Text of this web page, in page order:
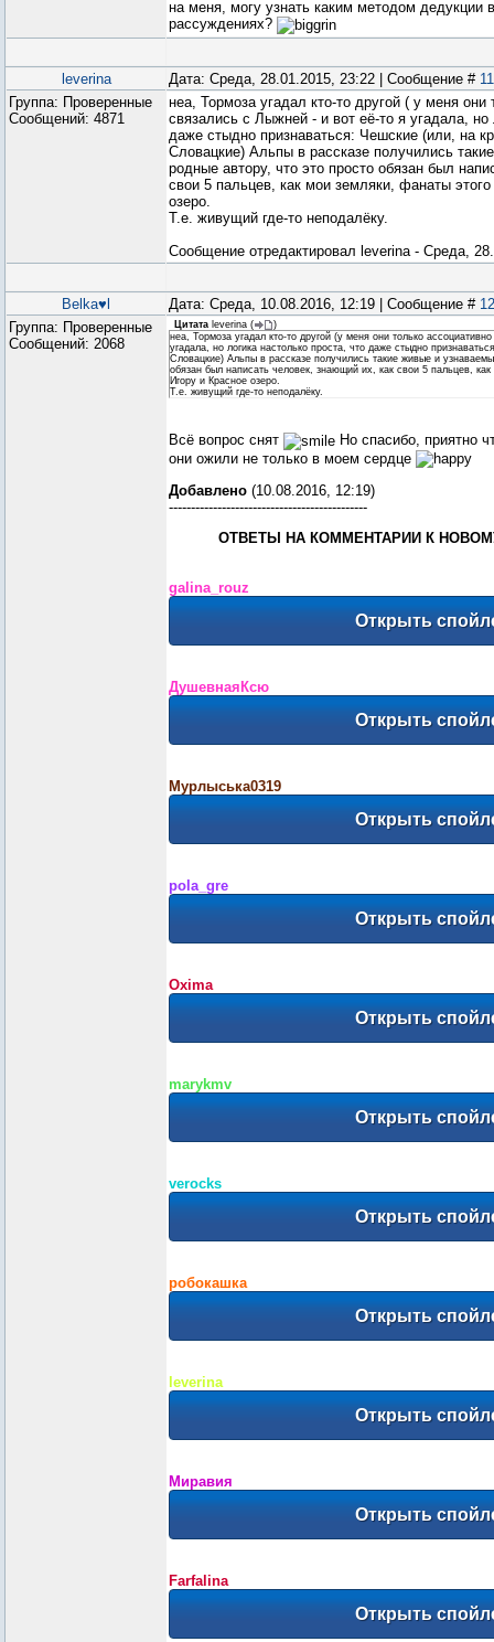
на меня, могу узнать каким методом дедукции
рассуждениях?
leverina Дата: Среда, 28.01.2015, 23:22 | Сообщение # 11
Группа: Проверенные
Сообщений: 4871
неа, Тормоза угадал кто-то другой ( у меня они
связались с Лыжней - и вот её-то я угадала, но
даже стыдно признаваться: Чешские (или, на
Словацкие) Альпы в рассказе получились
родные автору, что это просто обязан был
свои 5 пальцев, как мои земляки, фанаты
озеро.
Т.е. живущий где-то неподалёку.
Сообщение отредактировал leverina- Среда,
Belka♥l Дата: Среда, 10.08.2016, 12:19 | Сообщение # 12
Группа: Проверенные
Сообщений: 2068
Цитата leverina (
)
неа, Тормоза угадал кто-то другой (у меня они только
угадала, но логика настолько проста, что даже стыдно
Словацкие) Альпы в рассказе получились такие живые и
обязан был написать человек, знающий их, как свои 5 пальцев,
Игору и Красное озеро.
Т.е. живущий где-то неподалёку.
Всё вопрос снят
Но спасибо, приятно
они ожили не только в моем сердце
Добавлено (10.08.2016, 12:19)
---------------------------------------------
ОТВЕТЫ НА КОММЕНТАРИИ К
galina_rouz
ДушевнаяКсю
Мурлыська0319
pola_gre
Oxima
marykmv
verocks
робокашка
leverina
Миравия
Farfalina